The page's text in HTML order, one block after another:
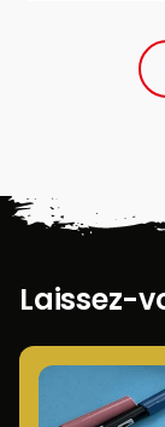
Laissez-